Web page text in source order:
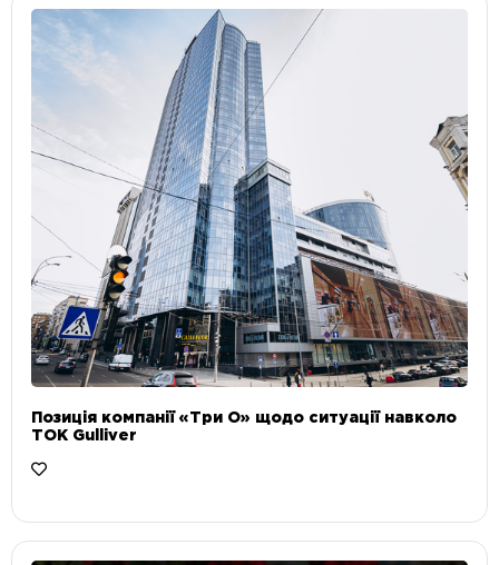
Позиція компанії «Три О» щодо ситуації навколо
ТОК Gulliver